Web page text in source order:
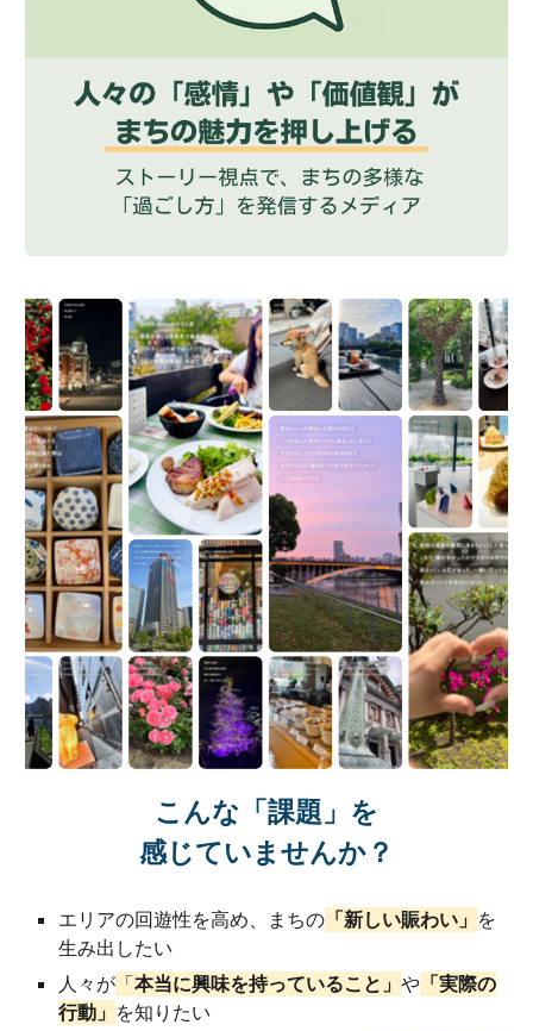
こんな 「課題」 を
感じていませんか？
エリアの回遊性を高め、まちの 「新しい賑わい」 を
生み出したい
人々が 「本当に興味を持っていること」や 「実際の
行動」 を知りたい